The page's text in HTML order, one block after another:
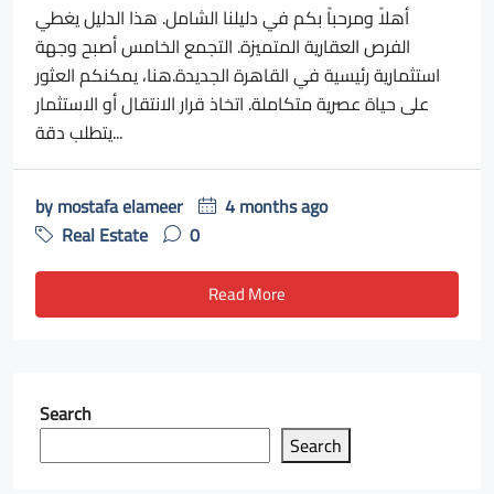
أهلاً ومرحباً بكم في دليلنا الشامل. هذا الدليل يغطي
الفرص العقارية المتميزة. التجمع الخامس أصبح وجهة
استثمارية رئيسية في القاهرة الجديدة.هنا، يمكنكم العثور
على حياة عصرية متكاملة. اتخاذ قرار الانتقال أو الاستثمار
يتطلب دقة...
bymostafa elameer
4 months ago
Real Estate
0
Read More
Search
Search